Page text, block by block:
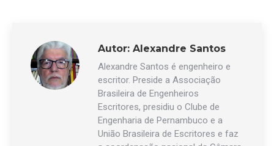
Autor: Alexandre Santos
Alexandre Santos é engenheiro e
escritor. Preside a Associação
Brasileira de Engenheiros
Escritores, presidiu o Clube de
Engenharia de Pernambuco e a
União Brasileira de Escritores e faz